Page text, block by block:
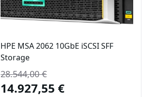
HPE MSA 2062 10GbE iSCSI SFF
Storage
28.544,00 €
14.927,55 €